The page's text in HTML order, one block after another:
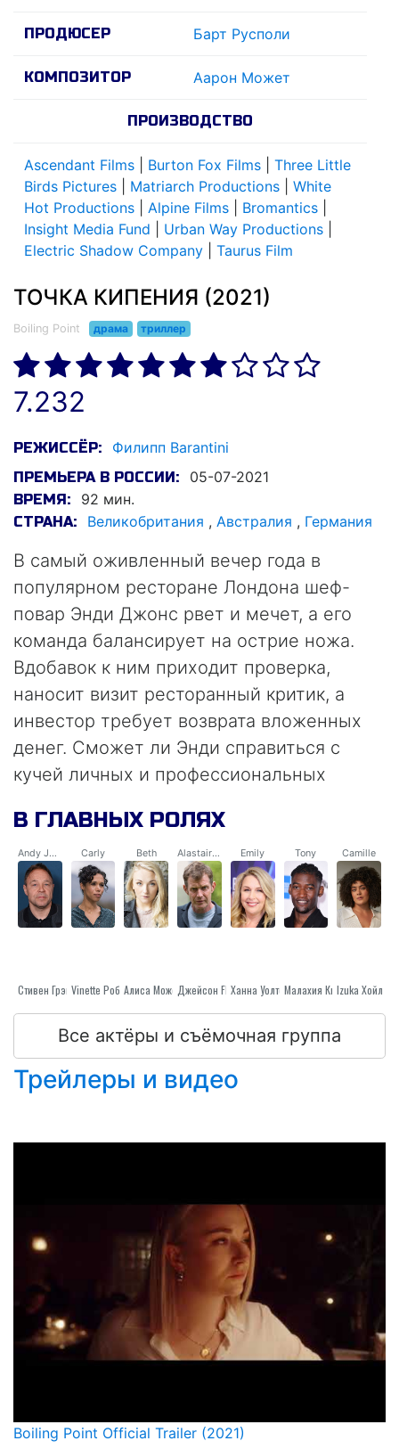
ПРОДЮСЕР Барт Русполи
КОМПОЗИТОР Аарон Может
ПРОИЗВОДСТВО
Ascendant Films Burton Fox Films
Three Little
Birds Pictures
Matriarch Productions
White
Hot Productions
Alpine Films Bromantics
Insight Media Fund
Urban Way Productions
Electric Shadow Company
Taurus Film
ТОЧКА КИПЕНИЯ (2021)
Boiling Point драма триллер
7.232
РЕЖИССЁР: Филипп Barantini
ПРЕМЬЕРА В РОССИИ: 05-07-2021
ВРЕМЯ: 92 мин.
СТРАНА: Великобритания , Австралия , Германия
В самый оживленный вечер года в
популярном ресторане Лондона шеф-
повар Энди Джонс рвет и мечет, а его
команда балансирует на острие ножа.
Вдобавок к ним приходит проверка,
наносит визит ресторанный критик, а
инвестор требует возврата вложенных
денег. Сможет ли Энди справиться с
кучей личных и профессиональных
ради чего он работал?
В ГЛАВНЫХ РОЛЯХ
Andy Jones
Стивен Грэм
Carly
Vinette Робинзон
Beth
Алиса Может Фидем
Alastair Skye
Джейсон Flemyng
Emily
Ханна Уолтерс
Tony
Малахия Кирби
Camille
Izuka Хойл
Все актёры и съёмочная группа
Трейлеры и видео
Boiling Point Official Trailer (2021)